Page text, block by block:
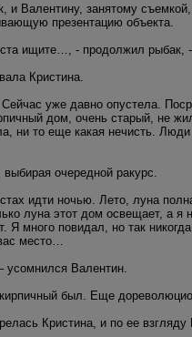
Валентину, занятому
презентацию объекта.
ищите…, - продолжил
Кристина.
уже давно опустела.
дом, очень старый, не
ни то еще какая нечисть.
очередной ракурс.
идти ночью. Лето, луна
луна этот дом освещает, а
Я много повидал, но так
место…
Валентин.
был. Еще
Кристина, и по ее